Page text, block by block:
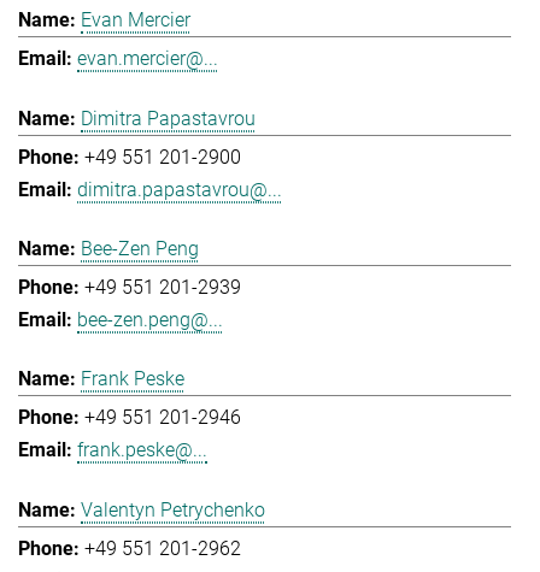
Evan Mercier
evan.mercier@...
Dimitra Papastavrou
+49 551 201-2900
dimitra.papastavrou@...
Bee-Zen Peng
+49 551 201-2939
bee-zen.peng@...
Frank Peske
+49 551 201-2946
frank.peske@...
Valentyn Petrychenko
+49 551 201-2962